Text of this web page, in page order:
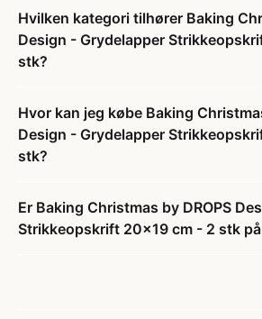
Hvilken kategori tilhører Baking
Design - Grydelapper
stk?
Hvor kan jeg købe Baking
Design - Grydelapper
stk?
Er Baking Christmas by DROPS
Strikkeopskrift 20x19 cm - 2 stk